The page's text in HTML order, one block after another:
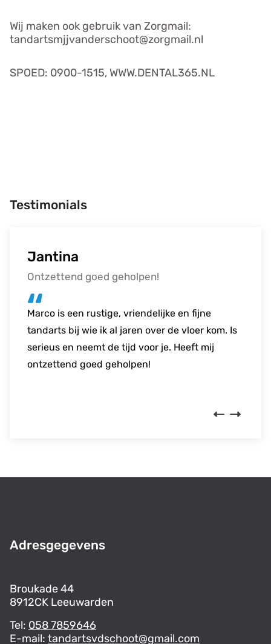
Wij maken ook gebruik van Zorgmail:
tandartsmjjvanderschoot@zorgmail.nl
SPOED: 0900-1515, WWW.DENTAL365.NL
Testimonials
Jantina
Ontzettend goed geholpen!
Marco is een rustige, vriendelijke en fijne
tandarts bij wie ik al jaren over de vloer kom. Is
serieus en neemt de tijd voor je. Heeft mij
ontzettend goed geholpen!
Bram
Goed voor elkaar!
Overgestapt van een andere tandarts naar
deze praktijk. Ben zelf geen "fan" van
tandartsbezoek, maar het personeel stelde me
heel goed op mijn gemak. Deze tandarts heeft
Steven
Vriendelijk en prettig
Zeer vriendelijke en prettige tandarts. Duidelijk
in zijn werk en altijd in voor een praatje. Voel
me altijd welkom bij Marco
Previous
Next
Adresgegevens
Broukade 44
8912CK Leeuwarden
Tel: 058 7859646
E-mail: tandartsvdschoot@gmail.com